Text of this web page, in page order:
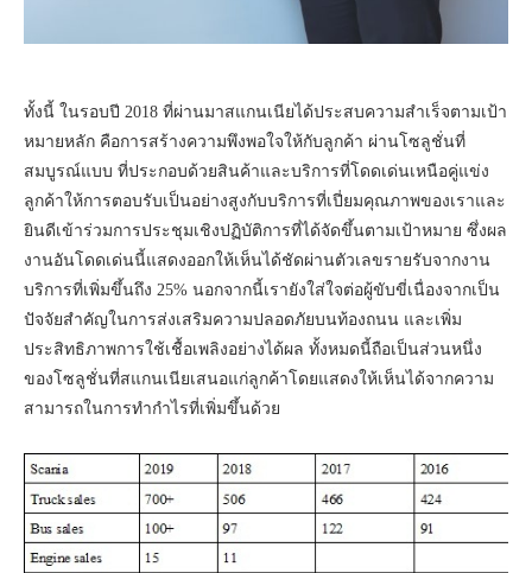
ทั้งนี้ ในรอบปี 2018 ที่ผ่านมาสแกนเนียได้ประสบความสำเร็จตามเป้า
หมายหลัก คือการสร้างความพึงพอใจให้กับลูกค้า ผ่านโซลูชั่นที่
สมบูรณ์แบบ ที่ประกอบด้วยสินค้าและบริการที่โดดเด่นเหนือคู่แข่ง
ลูกค้าให้การตอบรับเป็นอย่างสูงกับบริการที่เปี่ยมคุณภาพของเราและ
ยินดีเข้าร่วมการประชุมเชิงปฏิบัติการที่ได้จัดขึ้นตามเป้าหมาย ซึ่งผล
งานอันโดดเด่นนี้แสดงออกให้เห็นได้ชัดผ่านตัวเลขรายรับจากงาน
บริการที่เพิ่มขึ้นถึง 25% นอกจากนี้เรายังใส่ใจต่อผู้ขับขี่เนื่องจากเป็น
ปัจจัยสำคัญในการส่งเสริมความปลอดภัยบนท้องถนน และเพิ่ม
ประสิทธิภาพการใช้เชื้อเพลิงอย่างได้ผล ทั้งหมดนี้ถือเป็นส่วนหนึ่ง
ของโซลูชั่นที่สแกนเนียเสนอแก่ลูกค้าโดยแสดงให้เห็นได้จากความ
สามารถในการทำกำไรที่เพิ่มขึ้นด้วย